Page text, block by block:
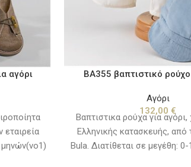
αγόρι
εταιρεία
μηνών(νο1)
BA355 βαπτιστικό
Αγόρι
132,00 €
Βαπτιστικα ρούχα για
Ελληνικής κατασκευής, από
Bula. Διατίθεται σε μεγέθη: